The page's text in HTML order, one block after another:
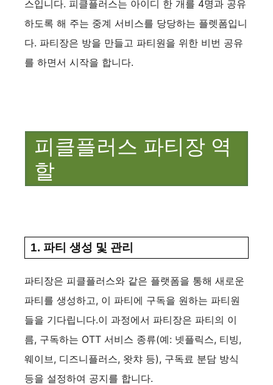
스입니다. 피클플러스는 아이디 한 개를 4명과 공유
하도록 해 주는 중계 서비스를 당당하는 플렛폼입니
다. 파티장은 방을 만들고 파티원을 위한 비번 공유
를 하면서 시작을 합니다.
피클플러스 파티장 역
할
1. 파티 생성 및 관리
파티장은 피클플러스와 같은 플랫폼을 통해 새로운
파티를 생성하고, 이 파티에 구독을 원하는 파티원
들을 기다립니다.이 과정에서 파티장은 파티의 이
름, 구독하는 OTT 서비스 종류(예: 넷플릭스, 티빙,
웨이브, 디즈니플러스, 왓챠 등), 구독료 분담 방식
등을 설정하여 공지를 합니다.